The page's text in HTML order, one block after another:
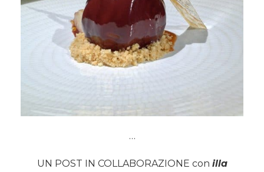
…
UN POST IN COLLABORAZIONE con illa